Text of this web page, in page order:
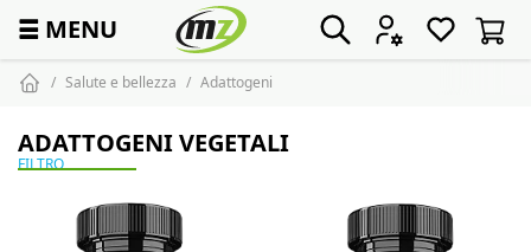
☰ MENU
Salute e bellezza Adattogeni
ADATTOGENI VEGETALI
FILTRO